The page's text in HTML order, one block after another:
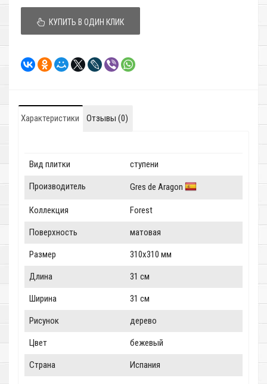
КУПИТЬ В ОДИН КЛИК
Характеристики Отзывы (0)
Вид плитки ступени
Производитель Gres de Aragon
Коллекция Forest
Поверхность матовая
Размер 310x310 мм
Длина 31 см
Ширина 31 см
Рисунок дерево
Цвет бежевый
Страна Испания